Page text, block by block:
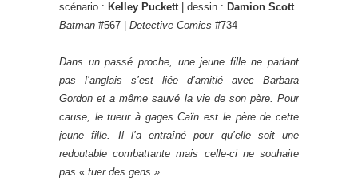
scénario : Kelley Puckett| dessin : Damion Scott
Batman #567 | Detective Comics #734
Dans un passé proche, une jeune fille ne parlant
pas l’anglais s’est liée d’amitié avec Barbara
Gordon et a même sauvé la vie de son père. Pour
cause, le tueur à gages Caïn est le père de cette
jeune fille. Il l’a entraîné pour qu’elle soit une
redoutable combattante mais celle-ci ne souhaite
pas « tuer des gens ».